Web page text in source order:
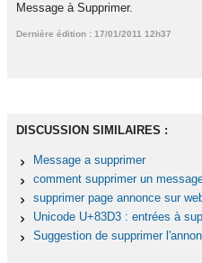
Message à Supprimer.
Dernière édition : 17/01/2011 12h37
DISCUSSION SIMILAIRES :
Message a supprimer
comment supprimer un
supprimer page annonce sur
Unicode U+83D3 : entrées à
Suggestion de supprimer